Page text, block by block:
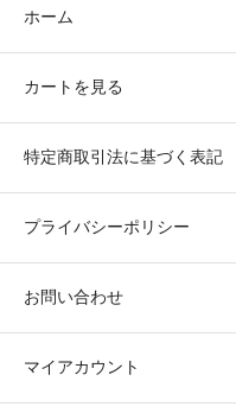
ホーム
カートを見る
特定商取引法に基づく表記
プライバシーポリシー
お問い合わせ
マイアカウント